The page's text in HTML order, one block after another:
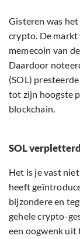
Gisteren was
crypto. De markt
memecoin van
Daardoor
(SOL)
tot zijn hoogste
blockchain.
SOL
Het is je vast
heeft
bijzondere en
gehele crypto-
een oogwenk uit